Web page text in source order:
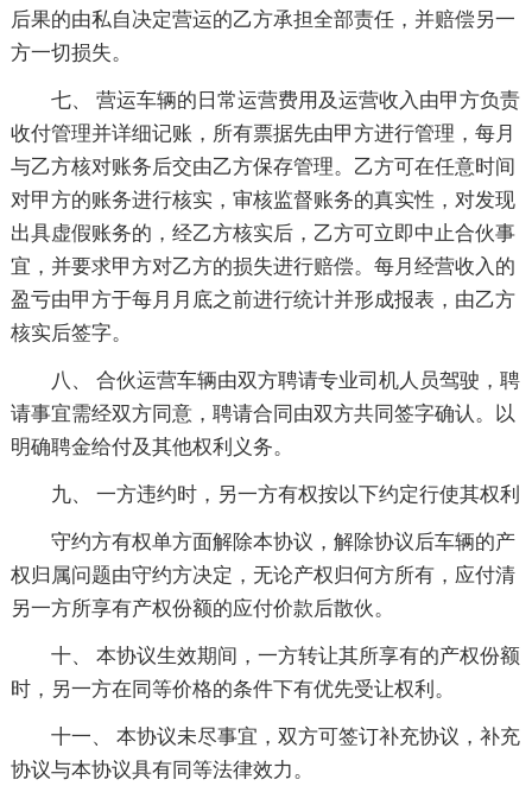
后果的由私自决定营运的乙方承担全部责任，并赔偿另一
方一切损失。
七、 营运车辆的日常运营费用及运营收入由甲方负责
收付管理并详细记账，所有票据先由甲方进行管理，每月
与乙方核对账务后交由乙方保存管理。乙方可在任意时间
对甲方的账务进行核实，审核监督账务的真实性，对发现
出具虚假账务的，经乙方核实后，乙方可立即中止合伙事
宜，并要求甲方对乙方的损失进行赔偿。每月经营收入的
盈亏由甲方于每月月底之前进行统计并形成报表，由乙方
核实后签字。
八、 合伙运营车辆由双方聘请专业司机人员驾驶，聘
请事宜需经双方同意，聘请合同由双方共同签字确认。以
明确聘金给付及其他权利义务。
九、 一方违约时，另一方有权按以下约定行使其权利
守约方有权单方面解除本协议，解除协议后车辆的产
权归属问题由守约方决定，无论产权归何方所有，应付清
另一方所享有产权份额的应付价款后散伙。
十、 本协议生效期间，一方转让其所享有的产权份额
时，另一方在同等价格的条件下有优先受让权利。
十一、 本协议未尽事宜，双方可签订补充协议，补充
协议与本协议具有同等法律效力。